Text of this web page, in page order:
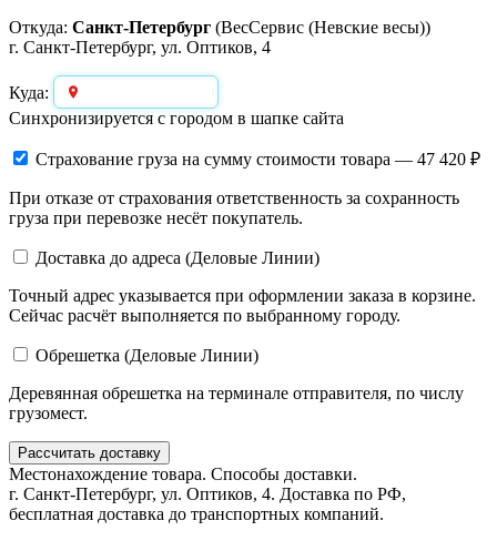
Откуда: Санкт-Петербург (ВесСервис (Невские весы))
г. Санкт-Петербург, ул. Оптиков, 4
Куда:
Синхронизируется с городом в шапке сайта
Страхование груза на сумму стоимости товара — 47 420 ₽
При отказе от страхования ответственность за сохранность
груза при перевозке несёт покупатель.
Доставка до адреса (Деловые Линии)
Точный адрес указывается при оформлении заказа в корзине.
Сейчас расчёт выполняется по выбранному городу.
Обрешетка (Деловые Линии)
Деревянная обрешетка на терминале отправителя, по числу
грузомест.
Рассчитать доставку
Местонахождение товара. Способы доставки.
г. Санкт-Петербург, ул. Оптиков, 4. Доставка по РФ,
бесплатная доставка до транспортных компаний.